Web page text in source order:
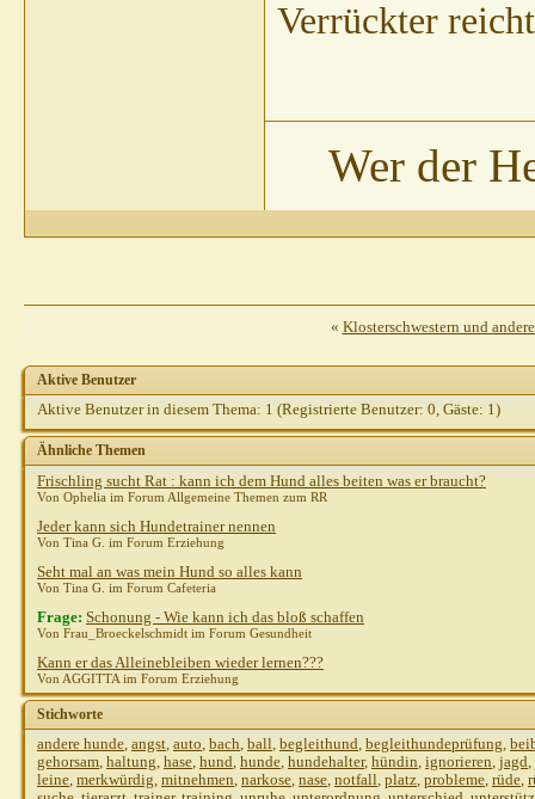
Gast AW:
Gast
AW:
AW: Kann JEDER Hund ALLES...
GastAW: Kann JEDER Hund ALLES...
Stefanie R.AW: Kann JEDER Hund ALLES...
27.09.2010,15:25
Fannilly
Akila AW: Kann JEDER Hund ALLES...27.09.2010,18:11
katja0111AW: Kann JEDER Hund ALLES...27.09.2010,18:16
Akila
LausefixAW: Kann JEDER Hund ALLES...28.09.2010,10:04
Verrückter
Wer der
« Klosterschwestern und
Aktive Benutzer
Aktive Benutzer in diesem Thema: 1 (Registrierte Benutzer: 0, Gäste: 1)
Ähnliche Themen
Frischling sucht Rat : kann ich dem Hund alles beiten was er braucht?
Von Ophelia im Forum Allgemeine Themen zum RR
Jeder kann sich Hundetrainer nennen
Von Tina G. im Forum Erziehung
Seht mal an was mein Hund so alles kann
Von Tina G. im Forum Cafeteria
Frage: Schonung - Wie kann ich das bloß schaffen
Von Frau_Broeckelschmidt im Forum Gesundheit
Kann er das Alleinebleiben wieder lernen???
Von AGGITTA im Forum Erziehung
Stichworte
andere hunde, angst, auto, bach, ball, begleithund, begleithundeprüfung,
gehorsam, haltung, hase, hund, hunde, hundehalter, hündin, ignorieren, jagd,
leine, merkwürdig, mitnehmen, narkose, nase, notfall, platz, probleme, rüde,